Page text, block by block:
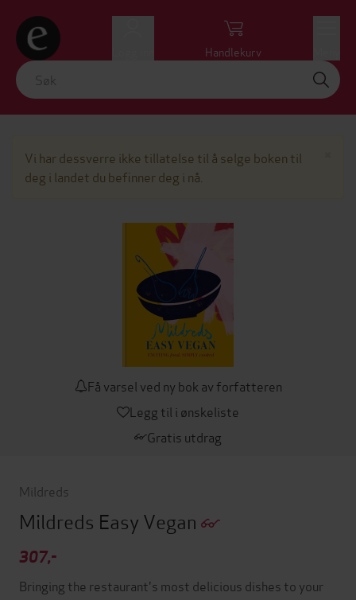
Handlekurv
Vi har dessverre ikke tillatelse til å selge boken til
deg i landet du befinner deg i nå.
Få varsel ved ny bok av forfatteren
Legg til i ønskeliste
Gratis utdrag
Mildreds
Mildreds Easy Vegan
307,-
Bringing the restaurant's most delicious dishes to your